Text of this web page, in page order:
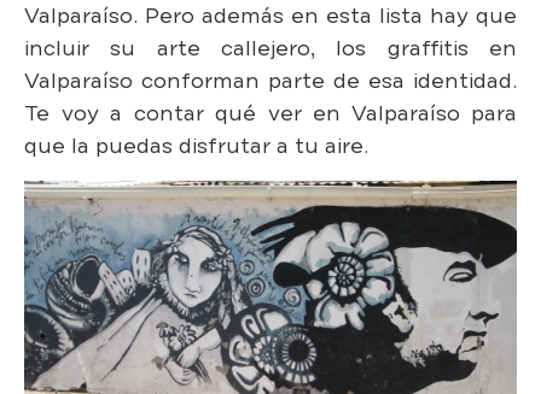
Valparaíso. Pero además en esta lista hay que
incluir su arte callejero, los graffitis en
Valparaíso conforman parte de esa identidad.
Te voy a contar qué ver en Valparaíso para
que la puedas disfrutar a tu aire.